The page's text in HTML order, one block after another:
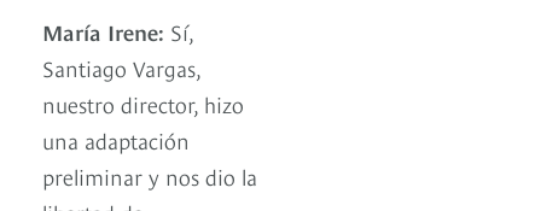
María Irene: Sí,
Santiago Vargas,
nuestro director, hizo
una adaptación
preliminar y nos dio la